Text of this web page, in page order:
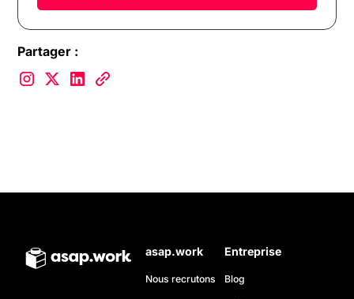
Partager :
asap.work
Nous recrutons
Entreprise
Blog